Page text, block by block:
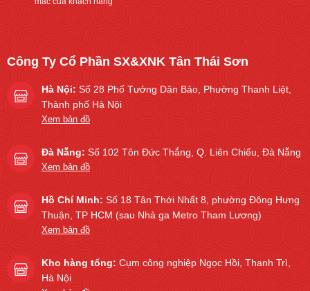
Công Ty Cổ Phần SX&XNK Tân Thái Sơn
Hà Nội: Số 28 Phố Tưởng Dân Bảo, Phường Thanh Liệt,
Thành phố Hà Nội
Xem bản đồ
Đà Nẵng: Số 102 Tôn Đức Thắng, Q. Liên Chiểu, Đà Nẵng
Xem bản đồ
Hồ Chí Minh: Số 18 Tân Thới Nhất 8, phường Đông Hưng
Thuận, TP HCM (sau Nhà ga Metro Tham Lương)
Xem bản đồ
Kho hàng tổng: Cụm công nghiệp Ngọc Hồi, Thanh Trì,
Hà Nội